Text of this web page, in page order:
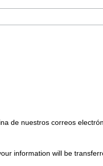
de nuestros correos
information will be